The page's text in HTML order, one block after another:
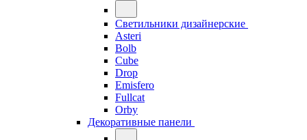
Светильники дизайнерские
Asteri
Bolb
Cube
Drop
Emisfero
Fullcat
Orby
Декоративные панели